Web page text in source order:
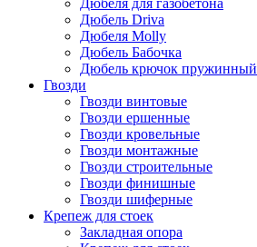
Дюбеля для газобетона
Дюбель Driva
Дюбеля Molly
Дюбель Бабочка
Дюбель крючок пружинный
Гвозди
Гвозди винтовые
Гвозди ершенные
Гвозди кровельные
Гвозди монтажные
Гвозди строительные
Гвозди финишные
Гвозди шиферные
Крепеж для стоек
Закладная опора